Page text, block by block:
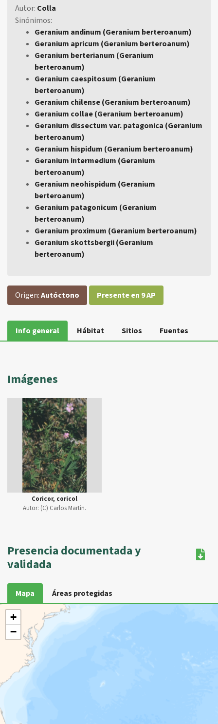
Autor: Colla
Sinónimos:
Geranium andinum (Geranium berteroanum)
Geranium apricum (Geranium berteroanum)
Geranium berterianum (Geranium
berteroanum)
Geranium caespitosum (Geranium
berteroanum)
Geranium chilense (Geranium berteroanum)
Geranium collae (Geranium berteroanum)
Geranium dissectum var. patagonica (Geranium
berteroanum)
Geranium hispidum (Geranium berteroanum)
Geranium intermedium (Geranium
berteroanum)
Geranium neohispidum (Geranium
berteroanum)
Geranium patagonicum (Geranium
berteroanum)
Geranium proximum (Geranium berteroanum)
Geranium skottsbergii (Geranium
berteroanum)
Origen:Autóctono Presente en 9 AP
Info general Hábitat Sitios Fuentes
Imágenes
Coricor, coricol
Autor: (C) Carlos Martín.
Presencia documentada y
validada
Mapa Áreas protegidas
+
−